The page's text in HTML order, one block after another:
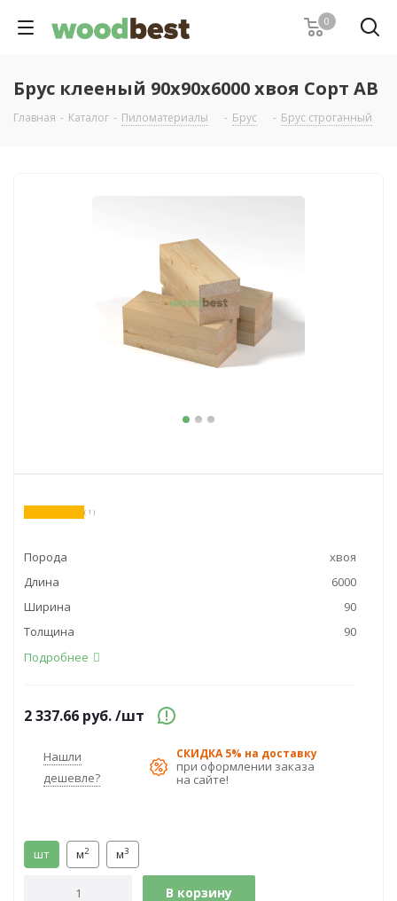
0
Брус клееный 90х90х6000 хвоя Сорт АВ
Главная - Каталог - Пиломатериалы - Брус - Брус строганный
( 1 )
Порода
хвоя
Длина
6000
Ширина
90
Толщина
90
Подробнее
2 337.66 руб./шт
Нашли
дешевле?
СКИДКА 5% на доставку
при оформлении заказа
на сайте!
шт м2 м3
В корзину